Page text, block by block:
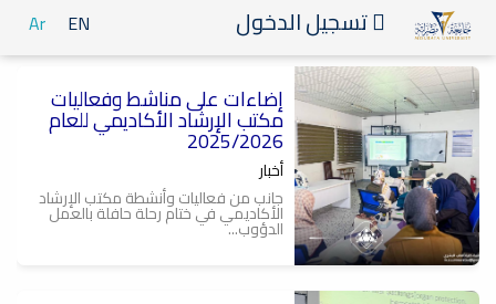
Ar EN تسجيل الدخول
إضاءات على مناشط وفعاليات
مكتب الإرشاد الأكاديمي للعام
2025/2026
أخبار
جانب من فعاليات وأنشطة مكتب الإرشاد
الأكاديمي في ختام رحلة حافلة بالعمل
الدؤوب...